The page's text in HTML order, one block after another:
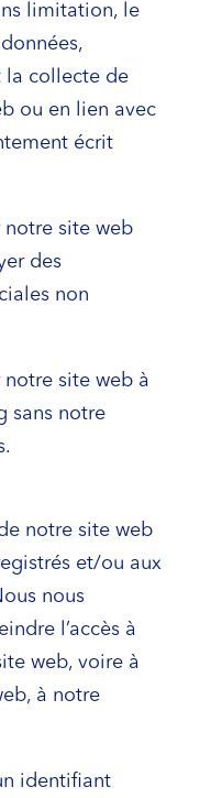
limitation, le
la collecte de
ou en lien avec
écrit
notre site web
des
non
notre site web à
sans notre
notre site web
et/ou aux
nous
l’accès à
web, voire à
à notre
identifiant